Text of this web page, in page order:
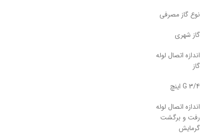
نوع گاز مصرفی
گاز شهری
اندازه اتصال لوله
گاز
G 3/4 اینچ
اندازه اتصال لوله
رفت و برگشت
گرمایش